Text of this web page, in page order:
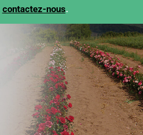
contactez-nous.